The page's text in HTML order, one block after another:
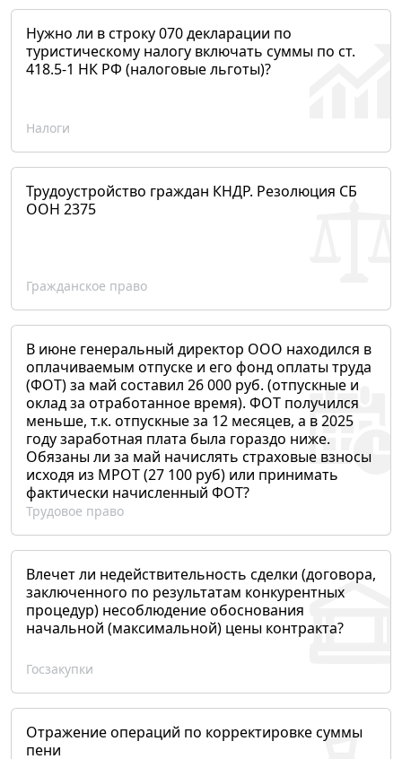
Нужно ли в строку 070 декларации по
туристическому налогу включать суммы по ст.
418.5-1 НК РФ (налоговые льготы)?
Налоги
Трудоустройство граждан КНДР. Резолюция СБ
ООН 2375
Гражданское право
В июне генеральный директор ООО находился в
оплачиваемым отпуске и его фонд оплаты труда
(ФОТ) за май составил 26 000 руб. (отпускные и
оклад за отработанное время). ФОТ получился
меньше, т.к. отпускные за 12 месяцев, а в 2025
году заработная плата была гораздо ниже.
Обязаны ли за май начислять страховые взносы
исходя из МРОТ (27 100 руб) или принимать
фактически начисленный ФОТ?
Трудовое право
Влечет ли недействительность сделки (договора,
заключенного по результатам конкурентных
процедур) несоблюдение обоснования
начальной (максимальной) цены контракта?
Госзакупки
Отражение операций по корректировке суммы
пени